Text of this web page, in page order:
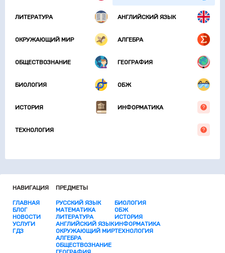
ЛИТЕРАТУРА АНГЛИЙСКИЙ ЯЗЫК
ОКРУЖАЮЩИЙ МИР АЛГЕБРА
ОБЩЕСТВОЗНАНИЕ ГЕОГРАФИЯ
БИОЛОГИЯ ОБЖ
ИСТОРИЯ ИНФОРМАТИКА
ТЕХНОЛОГИЯ
НАВИГАЦИЯ
ГЛАВНАЯ
БЛОГ
НОВОСТИ
УСЛУГИ
ГДЗ
ПРЕДМЕТЫ
РУССКИЙ ЯЗЫК
МАТЕМАТИКА
ЛИТЕРАТУРА
АНГЛИЙСКИЙ ЯЗЫК
ОКРУЖАЮЩИЙ МИР
АЛГЕБРА
ОБЩЕСТВОЗНАНИЕ
БИОЛОГИЯ
ОБЖ
ИСТОРИЯ
ИНФОРМАТИКА
ТЕХНОЛОГИЯ